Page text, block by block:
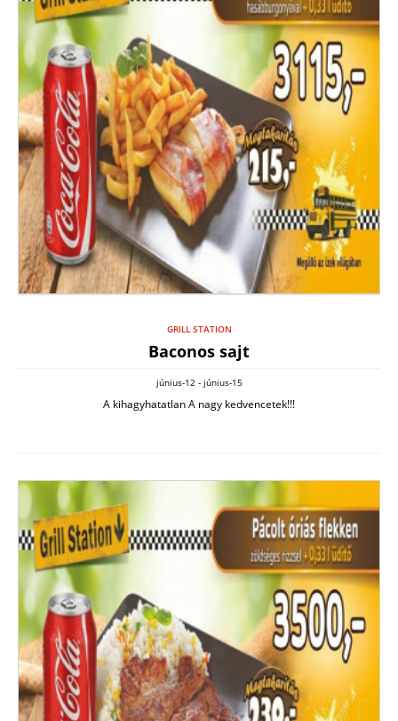
GRILL STATION
Baconos sajt
június-12 - június-15
A kihagyhatatlan A nagy kedvencetek!!!